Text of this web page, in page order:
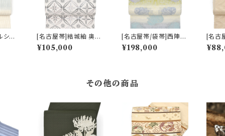
シー
[名古屋帯]結城紬 奥順
謹製 型紙捺染絣 七宝
文様 八寸帯 正絹 日本
¥105,000
[名古屋帯/袋帯]西陣織
老舗 京藝 謹製 ヴィクト
リア・デザイン 天然石糸
¥198,000
[名古
尾紬
わり
その他の商品